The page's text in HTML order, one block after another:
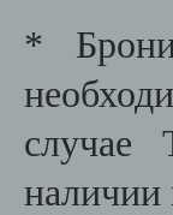
*
случае
наличии